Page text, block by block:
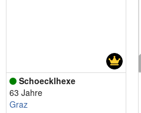
Schoecklhexe
63 Jahre
Graz